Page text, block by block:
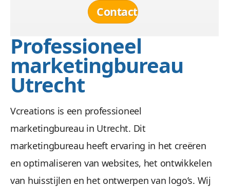
Contact
Professioneel
marketingbureau
Utrecht
Vcreations is een professioneel
marketingbureau in Utrecht. Dit
marketingbureau heeft ervaring in het creëren
en optimaliseren van websites, het ontwikkelen
van huisstijlen en het ontwerpen van logo’s. Wij